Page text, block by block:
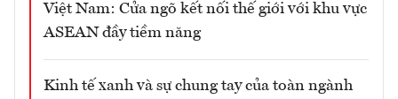
Việt Nam: Cửa ngõ kết nối thế giới với khu vực
ASEAN đầy tiềm năng
Kinh tế xanh và sự chung tay của toàn ngành